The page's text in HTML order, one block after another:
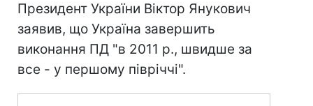
Президент України Віктор Янукович
заявив, що Україна завершить
виконання ПД "в 2011 р., швидше за
все - у першому півріччі".